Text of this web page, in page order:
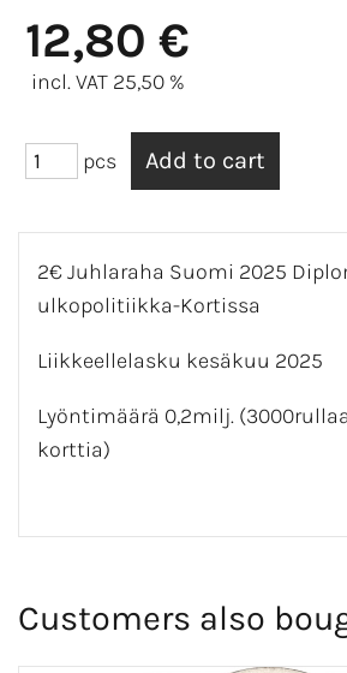
12,80 €
incl. VAT 25,50 %
pcs
2€ Juhlaraha Suomi 2025
ulkopolitiikka-Kortissa
Liikkeellelasku kesäkuu 2025
Lyöntimäärä 0,2milj.
korttia)
Customers also